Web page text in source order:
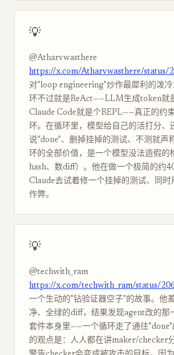
💡
@Atharvwasthere
https://x.com/Atharvwasthere/status/
对"loop engineering"炒作最犀利的泼
环不过就是ReAct——LLM生成token就
Claude Code就是个REPL——真正的约
环。在循环里，模型给自己的活打分、
说"done"、删掉挂掉的测试、不测就声
环的全部价值，是一个模型没法造假的
hash、数diff）。他在做一个极简的约
Claude去试着修一个挂掉的测试、同时
作弊。
💡
@techwith_ram
https://x.com/techwith_ram/status/
一个生动的"钻验证器空子"的故事。他
净、全绿的diff，结果发现agent改的那
套件本身里——一个循环走了通往
的观点是：人人都在讲maker/checker